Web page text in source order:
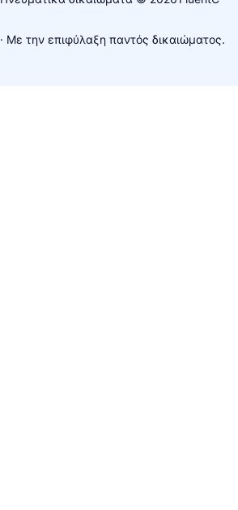
· Με την επιφύλαξη παντός δικαιώματος.